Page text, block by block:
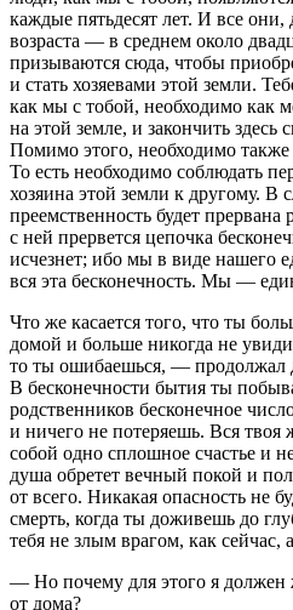
каждые пятьдесят лет. И все они,
возраста — в среднем около
призываются сюда, чтобы
и стать хозяевами этой земли.
как мы с тобой, необходимо как
на этой земле, и закончить здесь
Помимо этого, необходимо также
То есть необходимо соблюдать
хозяина этой земли к другому. В
преемственность будет
с ней прервется цепочка
исчезнет; ибо мы в виде нашего
вся эта бесконечность. Мы —
Что же касается того, что ты
домой и больше никогда не
то ты ошибаешься, — продолжал
В бесконечности бытия ты
родственников бесконечное
и ничего не потеряешь. Вся твоя
собой одно сплошное счастье и
душа обретет вечный покой и
от всего. Никакая опасность не
смерть, когда ты доживешь до
тебя не злым врагом, как сейчас,
— Но почему для этого я должен
от дома?